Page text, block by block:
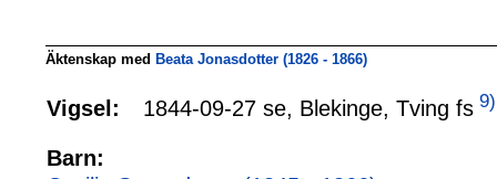
Äktenskap med Beata Jonasdotter (1826 - 1866)
Vigsel: 1844-09-27 se, Blekinge, Tving fs 9)
Barn: